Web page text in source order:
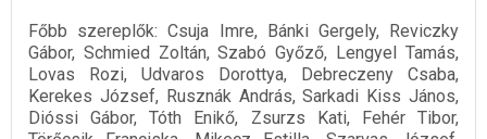
Főbb szereplők: Csuja Imre, Bánki Gergely, Reviczky
Gábor, Schmied Zoltán, Szabó Győző, Lengyel Tamás,
Lovas Rozi, Udvaros Dorottya, Debreczeny Csaba,
Kerekes József, Rusznák András, Sarkadi Kiss János,
Dióssi Gábor, Tóth Enikő, Zsurzs Kati, Fehér Tibor,